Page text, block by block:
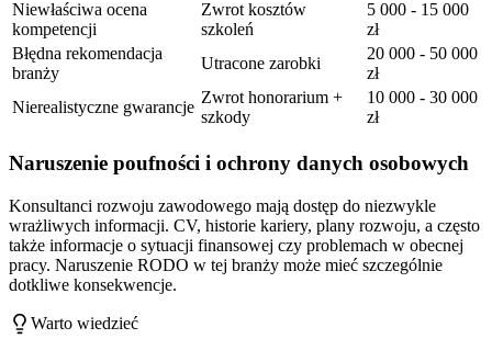
Niewłaściwa ocena
kompetencji
Zwrot kosztów
szkoleń
5 000 - 15 000
zł
Błędna rekomendacja
branży
Utracone zarobki
20 000 - 50 000
zł
Nierealistyczne gwarancje
Zwrot honorarium +
szkody
10 000 - 30 000
zł
Naruszenie poufności i ochrony danych osobowych
Konsultanci rozwoju zawodowego mają dostęp do niezwykle
wrażliwych informacji. CV, historie kariery, plany rozwoju, a często
także informacje o sytuacji finansowej czy problemach w obecnej
pracy. Naruszenie RODO w tej branży może mieć szczególnie
dotkliwe konsekwencje.
Warto wiedzieć